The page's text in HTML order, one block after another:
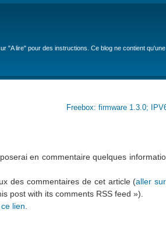
lire" pour des instructions. Ce blog ne contient
Freebox: firmware 1.3.0;
en commentaire quelques
des commentaires de cet article (aller
post with its comments RSS feed »).
lien